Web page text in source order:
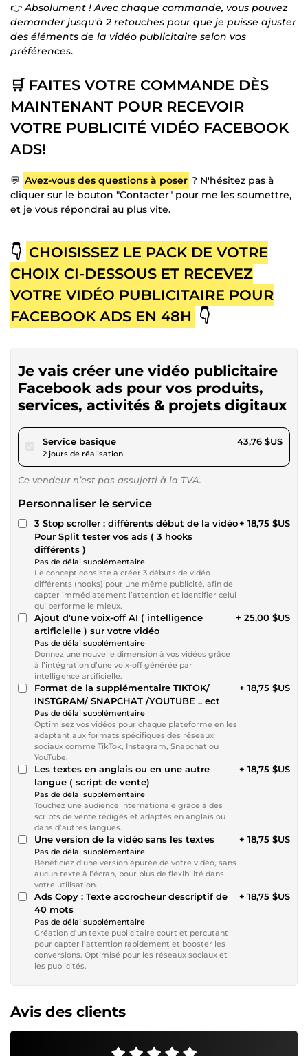
👉Absolument ! Avec chaque commande, vous pouvez
demander jusqu'à 2 retouches pour que je puisse ajuster
des éléments de la vidéo publicitaire selon vos
préférences.
🛒 FAITES VOTRE COMMANDE DÈS
MAINTENANT POUR RECEVOIR
VOTRE PUBLICITÉ VIDÉO FACEBOOK
ADS!
💬 Avez-vous des questions à poser ? N'hésitez pas à
cliquer sur le bouton "Contacter" pour me les soumettre,
et je vous répondrai au plus vite.
👇 CHOISISSEZ LE PACK DE VOTRE
CHOIX CI-DESSOUS ET RECEVEZ
VOTRE VIDÉO PUBLICITAIRE POUR
FACEBOOK ADS EN 48H 👇
Je vais créer une vidéo publicitaire
Facebook ads pour vos produits,
services, activités & projets digitaux
Service basiquepour 40,33 $US
2 jours de réalisation
43,76 $US
Ce vendeur n’est pas assujetti à la TVA.
Personnaliser le service
3 Stop scroller : différents début de la vidéo
Pour Split tester vos ads ( 3 hooks
différents )
Pas de délai supplémentaire
Le concept consiste à créer 3 débuts de vidéo
différents (hooks) pour une même publicité, afin de
capter immédiatement l’attention et identifier celui
qui performe le mieux.
+ 18,75 $US
Ajout d'une voix-off AI ( intelligence
artificielle ) sur votre vidéo
Pas de délai supplémentaire
Donnez une nouvelle dimension à vos vidéos grâce
à l’intégration d’une voix-off générée par
intelligence artificielle.
+ 25,00 $US
Format de la supplémentaire TIKTOK/
INSTGRAM/ SNAPCHAT /YOUTUBE .. ect
Pas de délai supplémentaire
Optimisez vos vidéos pour chaque plateforme en les
adaptant aux formats spécifiques des réseaux
sociaux comme TikTok, Instagram, Snapchat ou
YouTube.
+ 18,75 $US
Les textes en anglais ou en une autre
langue ( script de vente)
Pas de délai supplémentaire
Touchez une audience internationale grâce à des
scripts de vente rédigés et adaptés en anglais ou
dans d’autres langues.
+ 18,75 $US
Une version de la vidéo sans les textes
Pas de délai supplémentaire
Bénéficiez d’une version épurée de votre vidéo, sans
aucun texte à l’écran, pour plus de flexibilité dans
votre utilisation.
+ 18,75 $US
Ads Copy : Texte accrocheur descriptif de
40 mots
Pas de délai supplémentaire
Création d’un texte publicitaire court et percutant
pour capter l’attention rapidement et booster les
conversions. Optimisé pour les réseaux sociaux et
les publicités.
+ 18,75 $US
Avis des clients